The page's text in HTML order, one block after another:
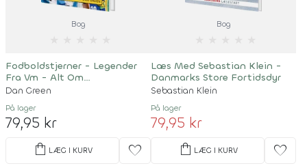
Bog
Fodboldstjerner - Legender
Fra Vm - Alt Om
Superstjernerne
Dan Green
På lager
79,95 kr
shopping_bag LÆG I KURV favorite
Bog
Læs Med Sebastian Klein -
Danmarks Store Fortidsdyr
Sebastian Klein
På lager
79,95 kr
shopping_bag LÆG I KURV favorite